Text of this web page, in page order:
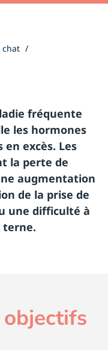
chat
fréquente
les hormones
excès. Les
la perte de
augmentation
de la prise de
une difficulté à
terne.